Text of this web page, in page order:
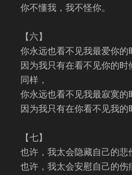
你不懂我，我不怪你。
【六】
你永远也看不见我最爱你的
因为我只有在看不见你的时
同样，
你永远也看不见我最寂寞的
因为我只有在你看不见我的
【七】
也许，我太会隐藏自己的悲
也许，我太会安慰自己的伤